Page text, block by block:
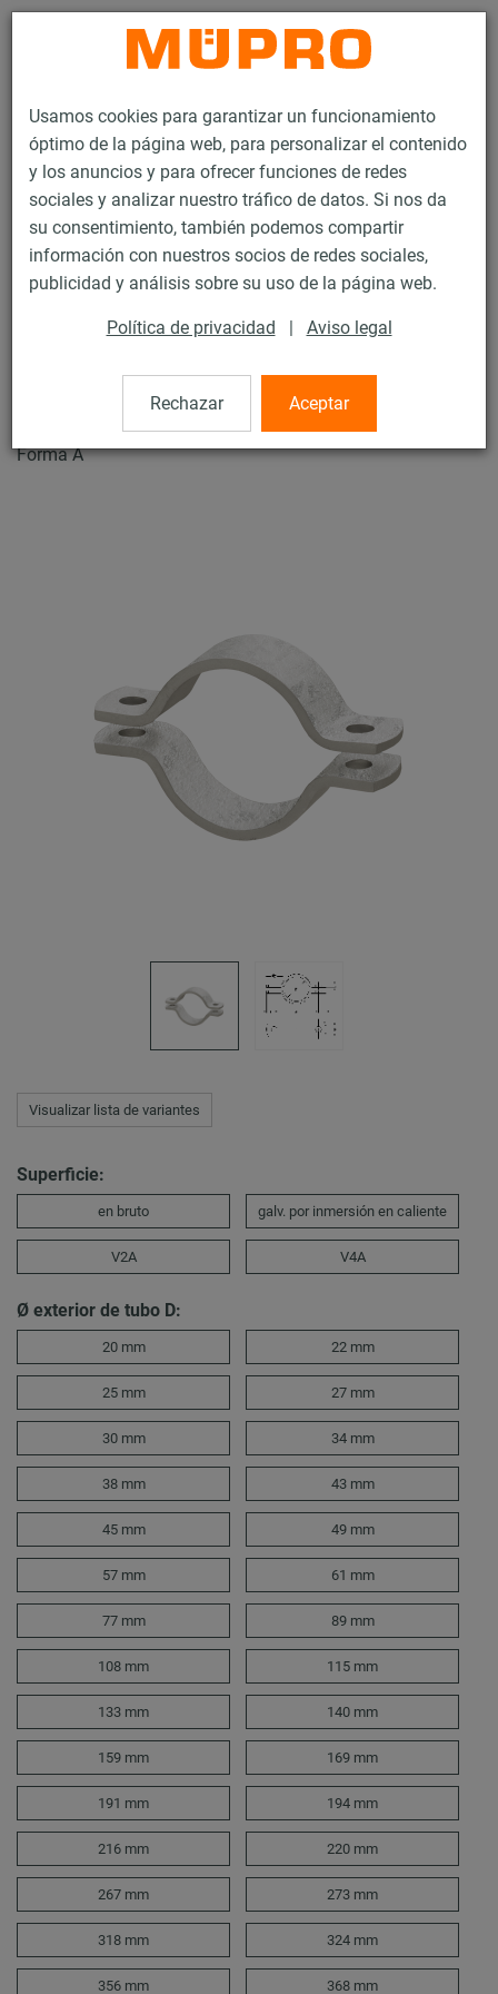
Usamos cookies para garantizar un funcionamiento
óptimo de la página web, para personalizar el contenido
y los anuncios y para ofrecer funciones de redes
sociales y analizar nuestro tráfico de datos. Si nos da
su consentimiento, también podemos compartir
información con nuestros socios de redes sociales,
publicidad y análisis sobre su uso de la página web.
Política de privacidad | Aviso legal
Rechazar Aceptar
Productos Tecnología de soportación
Fijación de rociadores
Abrazaderas para la fijación de rociadores
Abrazaderas DIN 3567
Abrazaderas DIN 3567
Forma A
Visualizar lista de variantes
Superficie:
en bruto galv. por inmersión en caliente
V2A V4A
Ø exterior de tubo D:
20 mm 22 mm
25 mm 27 mm
30 mm 34 mm
38 mm 43 mm
45 mm 49 mm
57 mm 61 mm
77 mm 89 mm
108 mm 115 mm
133 mm 140 mm
159 mm 169 mm
191 mm 194 mm
216 mm 220 mm
267 mm 273 mm
318 mm 324 mm
356 mm 368 mm